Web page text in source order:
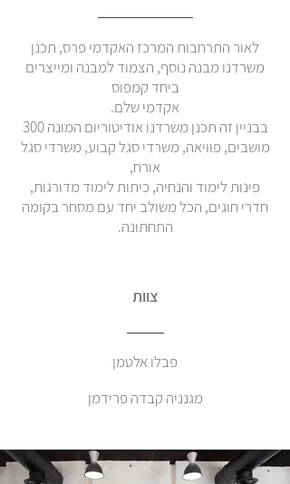
לאור התרחבות המרכז האקדמי פרס, תכנן
משרדנו מבנה נוסף, הצמוד למבנה ומייצרים
ביחד קמפוס
אקדמי שלם.
בבניין זה תכנן משרדנו אודיטוריום המונה 300
מושבים, פוויאה, משרדי סגל קבוע, משרדי סגל
אורח,
פינות לימוד והנחיה, כיתות לימוד מדורגות,
חדרי חוגים, הכל משולב יחד עם מסחר בקומה
התחתונה.
צוות
פבלו אלטמן
מגנניה קבדה פרידמן